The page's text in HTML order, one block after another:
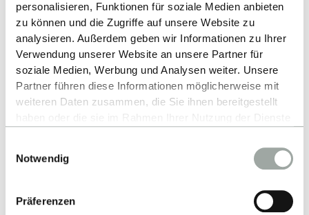
personalisieren, Funktionen für soziale Medien anbieten
zu können und die Zugriffe auf unsere Website zu
analysieren. Außerdem geben wir Informationen zu Ihrer
Verwendung unserer Website an unsere Partner für
soziale Medien, Werbung und Analysen weiter. Unsere
Partner führen diese Informationen möglicherweise mit
weiteren Daten zusammen, die Sie ihnen bereitgestellt
Alles zum Thema Cookies und personenbezogene
Datenverarbeitung entnehmen Sie unserer
Notwendig
Präferenzen
Nach oben